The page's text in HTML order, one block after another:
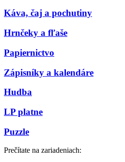
Káva, čaj a pochutiny
Hrnčeky a fľaše
Papiernictvo
Zápisníky a kalendáre
Hudba
LP platne
Puzzle
Prečítate na zariadeniach: